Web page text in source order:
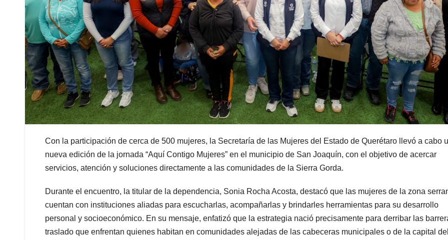
Con la participación de cerca de 500 mujeres, la Secretaría de las Mujeres del Estado de Querétaro llevó a cabo
nueva edición de la jornada “Aquí Contigo Mujeres” en el municipio de San Joaquín, con el objetivo de acercar
servicios, atención y soluciones directamente a las comunidades de la Sierra Gorda.
Durante el encuentro, la titular de la dependencia, Sonia Rocha Acosta, destacó que las mujeres de la zona
cuentan con instituciones aliadas para escucharlas, acompañarlas y brindarles herramientas para su desarrollo
personal y socioeconómico. En su mensaje, enfatizó que la estrategia nació precisamente para derribar las
traslado que enfrentan quienes habitan en comunidades alejadas de las cabeceras municipales o de la capital